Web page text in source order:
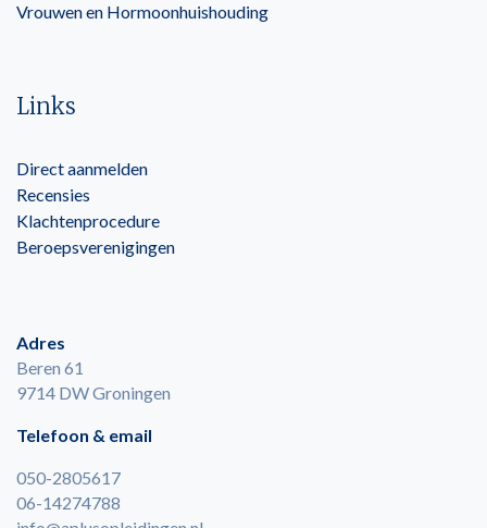
Vrouwen en Hormoonhuishouding
Links
Direct aanmelden
Recensies
Klachtenprocedure
Beroepsverenigingen
Adres
Beren 61
9714 DW Groningen
Telefoon & email
050-2805617
06-14274788